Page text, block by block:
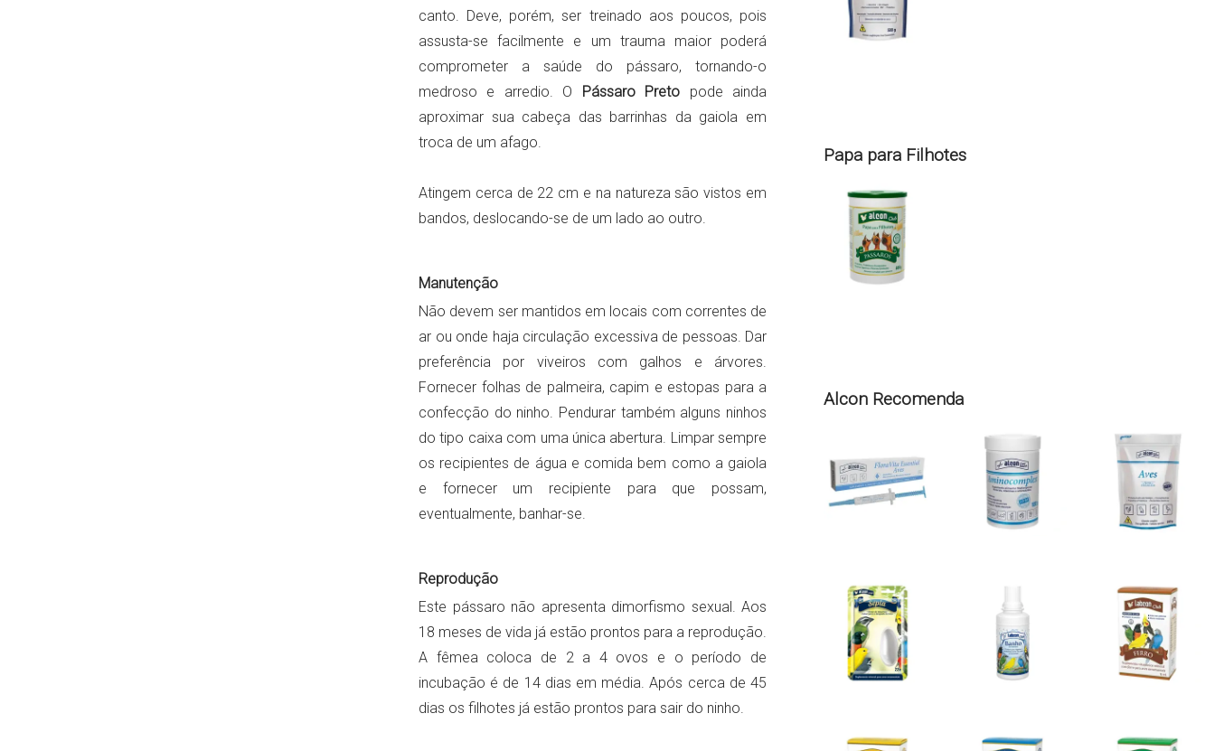
canto. Deve, porém, ser treinado aos poucos, pois
assusta-se facilmente e um trauma maior poderá
comprometer a saúde do pássaro, tornando-o
medroso e arredio. O Pássaro Preto pode ainda
aproximar sua cabeça das barrinhas da gaiola em
troca de um afago.
Atingem cerca de 22 cm e na natureza são vistos em
bandos, deslocando-se de um lado ao outro.
Manutenção
Não devem ser mantidos em locais com correntes de
ar ou onde haja circulação excessiva de pessoas. Dar
preferência por viveiros com galhos e árvores.
Fornecer folhas de palmeira, capim e estopas para a
confecção do ninho. Pendurar também alguns ninhos
do tipo caixa com uma única abertura. Limpar sempre
os recipientes de água e comida bem como a gaiola
e fornecer um recipiente para que possam,
eventualmente, banhar-se.
Reprodução
Este pássaro não apresenta dimorfismo sexual. Aos
18 meses de vida já estão prontos para a reprodução.
A fêmea coloca de 2 a 4 ovos e o período de
incubação é de 14 dias em média. Após cerca de 45
dias os filhotes já estão prontos para sair do ninho.
Papa para Filhotes
Alcon Recomenda